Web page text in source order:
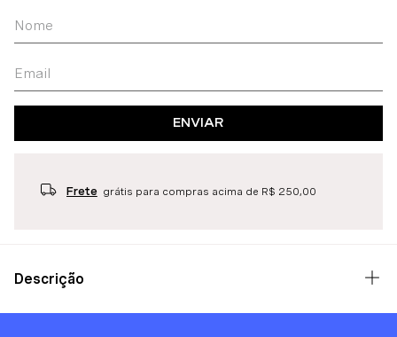
ENVIAR
Frete grátis para compras acima de R$ 250,00
Descrição